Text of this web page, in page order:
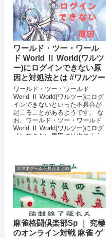
ワールド・ツー・ワール
ド World Ⅱ World(ワルツ
ー)にログインできない原
因と対処法とは #ワルツー
ワールド・ツー・ワールド
World Ⅱ World(ワルツー)にログ
インできないといった不具合が
起こることがあるようです。 な
お、ワールド・ツー・ワールド
World Ⅱ World(ワルツー)にログ
インできない原因には次のよう
スマホゲーム不具合まとめ
麻雀格闘倶楽部Sp ｜ 究極
のオンライン対戦 麻雀 ゲ